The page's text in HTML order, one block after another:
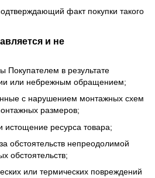
факт покупки такого
и не
Покупателем в результате
или небрежным обращением;
с нарушением монтажных схем
размеров;
истощение ресурса товара;
обстоятельств непреодолимой
обстоятельств;
или термических повреждений